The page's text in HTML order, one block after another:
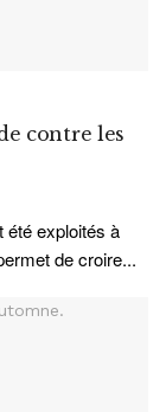
contre les
été exploités à
de croire...